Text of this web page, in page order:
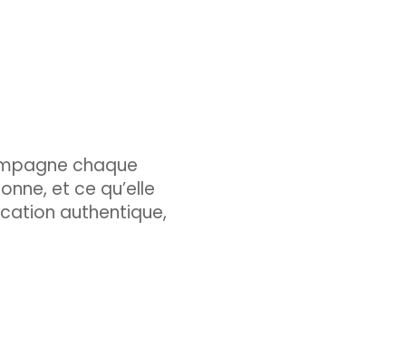
chaque
et ce qu’elle
authentique,